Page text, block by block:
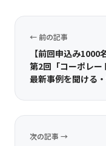
← 前の記事
【前回申込み
第2回「コーポレー
最新事例を聞ける
次の記事 →